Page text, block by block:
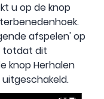
u op de knop
afspelen' op
totdat dit
knop Herhalen